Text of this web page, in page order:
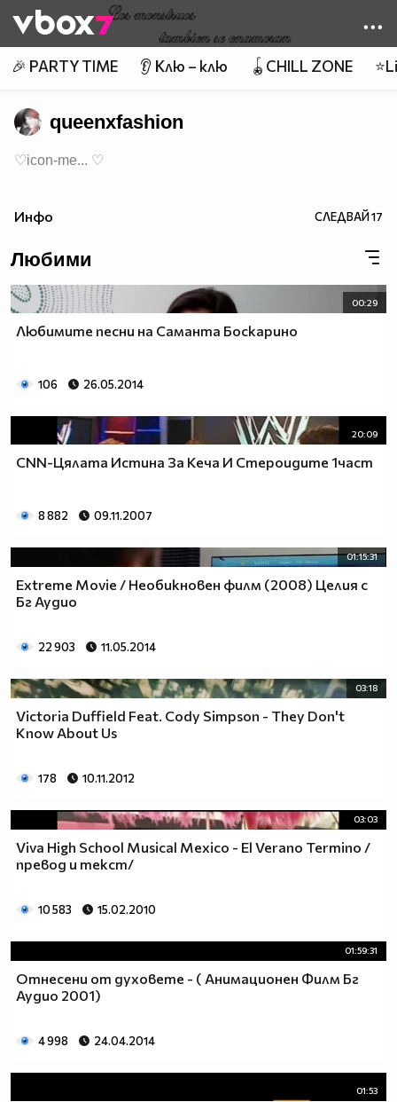
👾
🎉 PARTY TIME 👂 Клю – клю 🪀CHILL ZONE
queenxfashion
♡icon-me... ♡
Инфо СЛЕДВАЙ17
Любими
00:29
Любимите песни на Саманта Боскарино
106 26.05.2014
20:09
CNN-Цялата Истина За Кеча И Стероидите 1част
8 882 09.11.2007
01:15:31
Extreme Movie / Необикновен филм (2008) Целия с
Бг Аудио
22 903 11.05.2014
03:18
Victoria Duffield Feat. Cody Simpson - They Don't
Know About Us
178 10.11.2012
03:03
Viva High School Musical Mexico - El Verano Termino /
превод и текст/
10 583 15.02.2010
01:59:31
Отнесени от духовете - ( Анимационен Филм Бг
Аудио 2001)
4 998 24.04.2014
01:53